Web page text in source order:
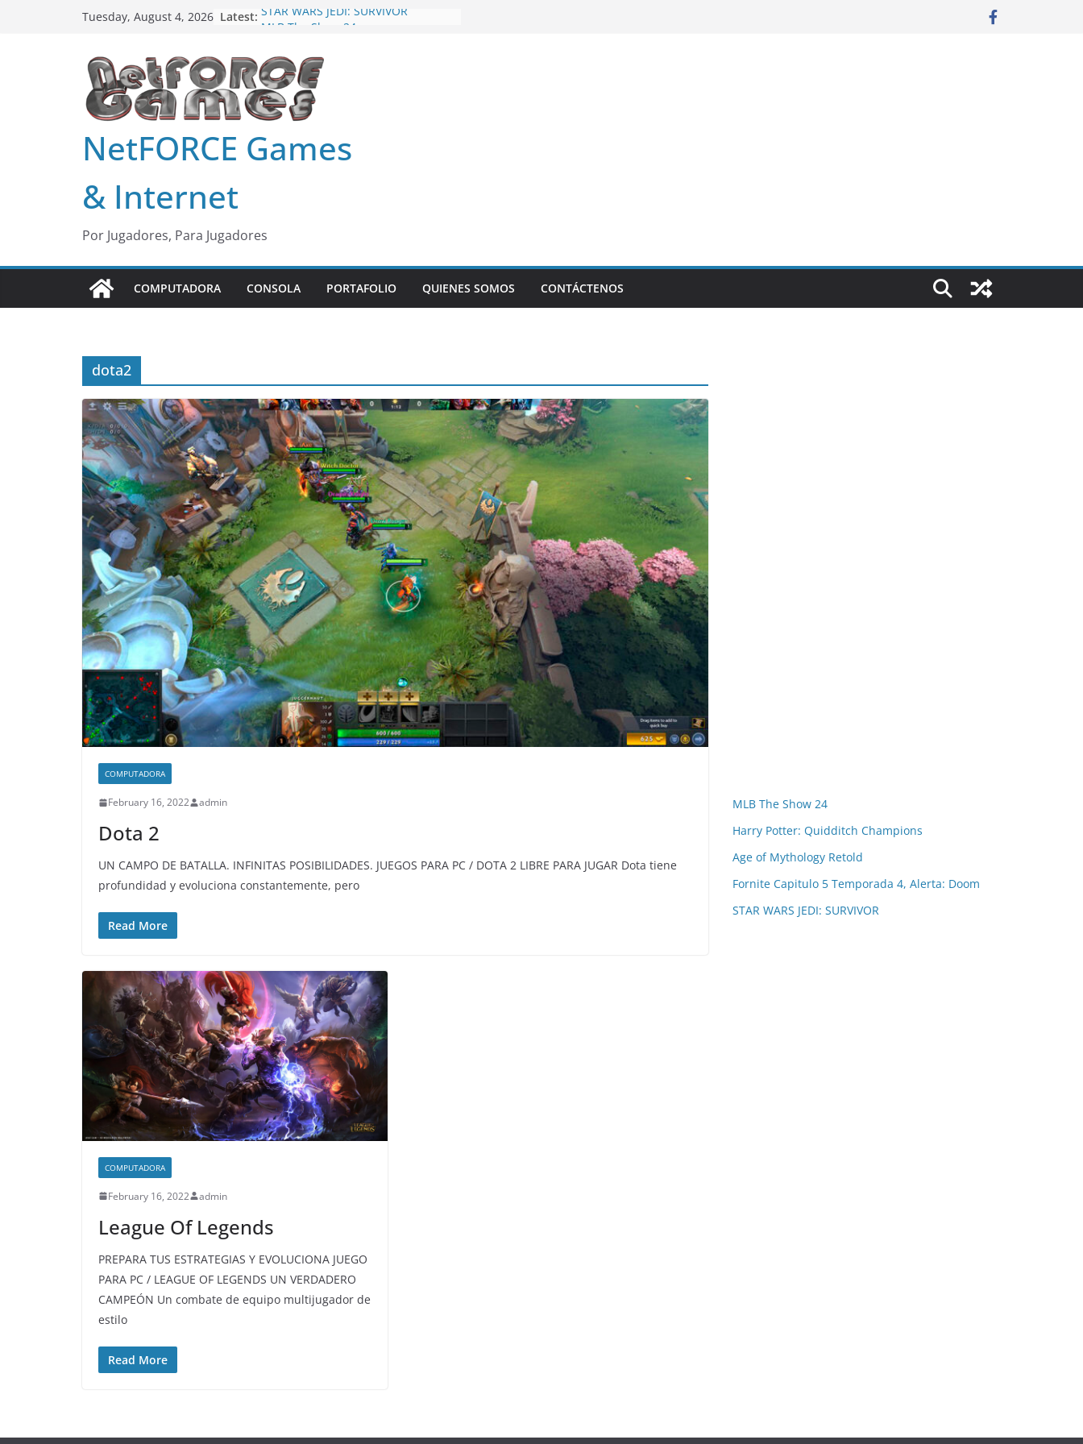
Tuesday, August 4, 2026 Latest: STAR WARS JEDI: SURVIVOR
Age of Mythology Retold
Fornite Capitulo 5 Temporada 4,
Alerta: Doom
NetFORCE Games
& Internet
Por Jugadores, Para Jugadores
COMPUTADORA CONSOLA PORTAFOLIO QUIENES SOMOS CONTÁCTENOS
dota2
COMPUTADORA
February 16, 2022 admin
Dota 2
UN CAMPO DE BATALLA. INFINITAS POSIBILIDADES. JUEGOS PARA PC / DOTA 2 LIBRE PARA JUGAR Dota tiene
profundidad y evoluciona constantemente, pero
Read More
COMPUTADORA
February 16, 2022 admin
League Of Legends
PREPARA TUS ESTRATEGIAS Y EVOLUCIONA JUEGO
PARA PC / LEAGUE OF LEGENDS UN VERDADERO
CAMPEÓN Un combate de equipo multijugador de
estilo
Read More
MLB The Show 24
Harry Potter: Quidditch Champions
Age of Mythology Retold
Fornite Capitulo 5 Temporada 4, Alerta: Doom
STAR WARS JEDI: SURVIVOR